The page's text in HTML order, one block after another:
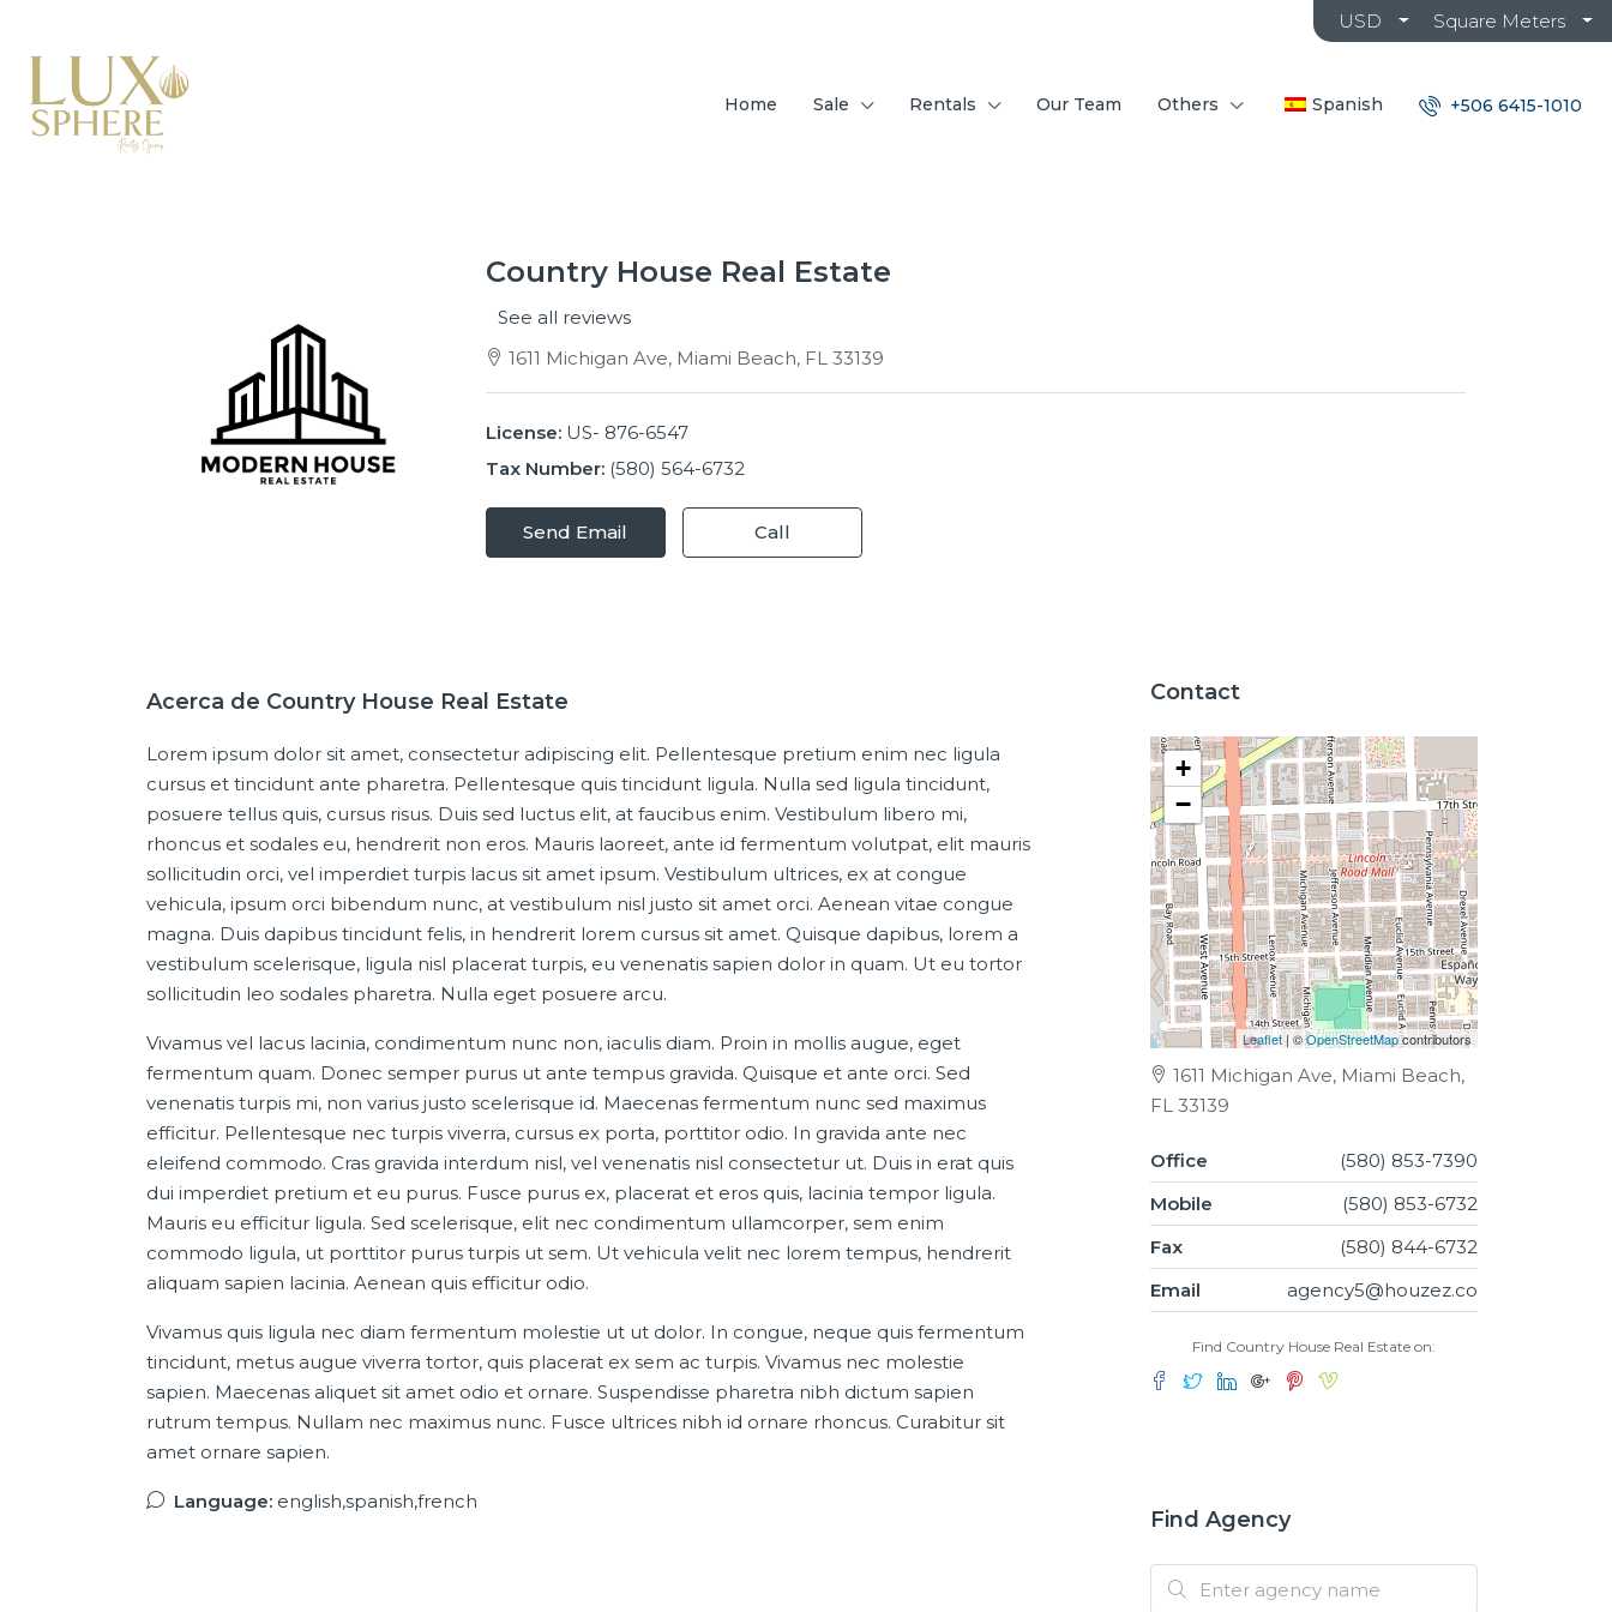
USD Square Meters
Home Sale Rentals Our Team Others Spanish +506 6415-1010
Country House Real Estate
See all reviews
1611 Michigan Ave, Miami Beach, FL 33139
License:US- 876-6547
Tax Number:(580) 564-6732
Send Email Call
Acerca de Country House Real Estate
Lorem ipsum dolor sit amet, consectetur adipiscing elit. Pellentesque pretium enim nec ligula
cursus et tincidunt ante pharetra. Pellentesque quis tincidunt ligula. Nulla sed ligula tincidunt,
posuere tellus quis, cursus risus. Duis sed luctus elit, at faucibus enim. Vestibulum libero mi,
rhoncus et sodales eu, hendrerit non eros. Mauris laoreet, ante id fermentum volutpat, elit mauris
sollicitudin orci, vel imperdiet turpis lacus sit amet ipsum. Vestibulum ultrices, ex at congue
vehicula, ipsum orci bibendum nunc, at vestibulum nisl justo sit amet orci. Aenean vitae congue
magna. Duis dapibus tincidunt felis, in hendrerit lorem cursus sit amet. Quisque dapibus, lorem a
vestibulum scelerisque, ligula nisl placerat turpis, eu venenatis sapien dolor in quam. Ut eu tortor
sollicitudin leo sodales pharetra. Nulla eget posuere arcu.
Vivamus vel lacus lacinia, condimentum nunc non, iaculis diam. Proin in mollis augue, eget
fermentum quam. Donec semper purus ut ante tempus gravida. Quisque et ante orci. Sed
venenatis turpis mi, non varius justo scelerisque id. Maecenas fermentum nunc sed maximus
efficitur. Pellentesque nec turpis viverra, cursus ex porta, porttitor odio. In gravida ante nec
eleifend commodo. Cras gravida interdum nisl, vel venenatis nisl consectetur ut. Duis in erat quis
dui imperdiet pretium et eu purus. Fusce purus ex, placerat et eros quis, lacinia tempor ligula.
Mauris eu efficitur ligula. Sed scelerisque, elit nec condimentum ullamcorper, sem enim
commodo ligula, ut porttitor purus turpis ut sem. Ut vehicula velit nec lorem tempus, hendrerit
aliquam sapien lacinia. Aenean quis efficitur odio.
Vivamus quis ligula nec diam fermentum molestie ut ut dolor. In congue, neque quis fermentum
tincidunt, metus augue viverra tortor, quis placerat ex sem ac turpis. Vivamus nec molestie
sapien. Maecenas aliquet sit amet odio et ornare. Suspendisse pharetra nibh dictum sapien
rutrum tempus. Nullam nec maximus nunc. Fusce ultrices nibh id ornare rhoncus. Curabitur sit
amet ornare sapien.
Language: english,spanish,french
Contact
+
−
Leaflet | ©OpenStreetMapcontributors
1611 Michigan Ave, Miami Beach,
FL 33139
Office
(580) 853-7390
Mobile
(580) 853-6732
Fax
(580) 844-6732
Email
agency5@houzez.co
Find Country House Real Estate on:
Find Agency